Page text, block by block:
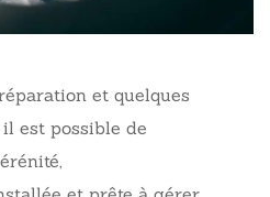
et quelques
est possible de